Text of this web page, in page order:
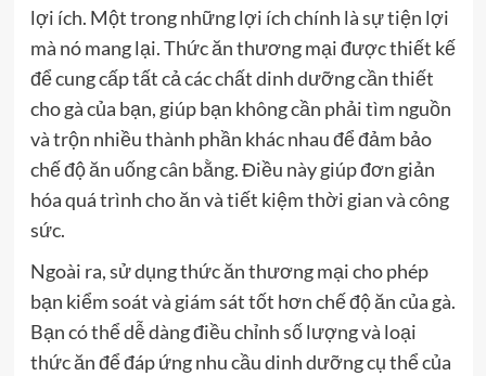
lợi ích. Một trong những lợi ích chính là sự tiện lợi
mà nó mang lại. Thức ăn thương mại được thiết kế
để cung cấp tất cả các chất dinh dưỡng cần thiết
cho gà của bạn, giúp bạn không cần phải tìm nguồn
và trộn nhiều thành phần khác nhau để đảm bảo
chế độ ăn uống cân bằng. Điều này giúp đơn giản
hóa quá trình cho ăn và tiết kiệm thời gian và công
sức.
Ngoài ra, sử dụng thức ăn thương mại cho phép
bạn kiểm soát và giám sát tốt hơn chế độ ăn của gà.
Bạn có thể dễ dàng điều chỉnh số lượng và loại
thức ăn để đáp ứng nhu cầu dinh dưỡng cụ thể của